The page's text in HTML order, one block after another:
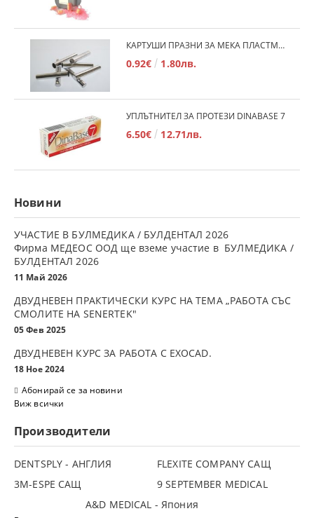
КАРТУШИ ПРАЗНИ ЗА МЕКА ПЛАСТМАСА
0.92€ 1.80лв.
УПЛЪТНИТЕЛ ЗА ПРОТЕЗИ DINABASE 7
6.50€ 12.71лв.
Новини
УЧАСТИЕ В БУЛМЕДИКА / БУЛДЕНТАЛ 2026
Фирма МЕДЕОС ООД ще вземе участие в БУЛМЕДИКА /
БУЛДЕНТАЛ 2026
11 Май 2026
ДВУДНЕВЕН ПРАКТИЧЕСКИ КУРС НА ТЕМА „РАБОТА СЪС
СМОЛИТЕ НА SENERTEK"
05 Фев 2025
ДВУДНЕВЕН КУРС ЗА РАБОТА С ЕXOCAD.
18 Ное 2024
Абонирай се за новини
Виж всички
Производители
DENTSPLY - АНГЛИЯ
FLEXITE COMPANY САЩ
3М-ESPE САЩ
9 SEPTEMBER MEDICAL
A&D MEDICAL - Япония